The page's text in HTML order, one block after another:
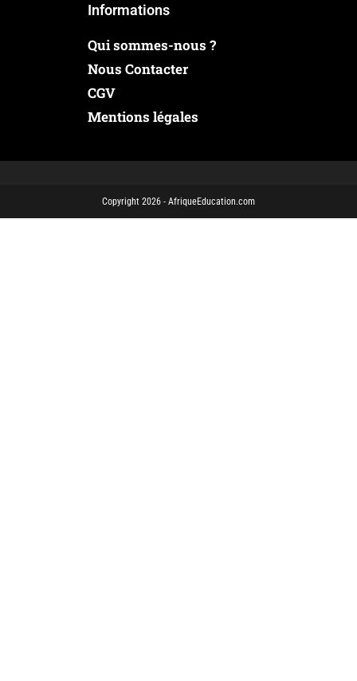
Informations
Qui sommes-nous ?
Nous Contacter
CGV
Mentions légales
Copyright 2026 - AfriqueEducation.com